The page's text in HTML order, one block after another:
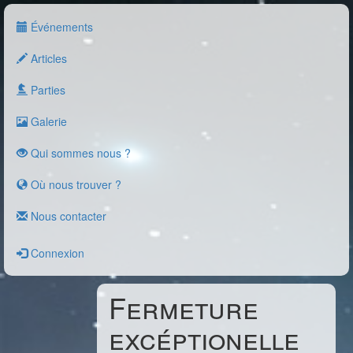
Événements
Articles
Parties
Galerie
Qui sommes nous ?
Où nous trouver ?
Nous contacter
Connexion
Fermeture
excéptionelle